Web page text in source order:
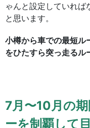
ゃんと設定していれば
と思います。
小樽から車での最短
をひたすら突っ走るル
7月〜10月の
ーを制覇して